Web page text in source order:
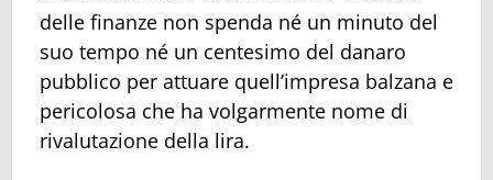
delle finanze non spenda né un minuto del
suo tempo né un centesimo del danaro
pubblico per attuare quell’impresa balzana e
pericolosa che ha volgarmente nome di
rivalutazione della lira.